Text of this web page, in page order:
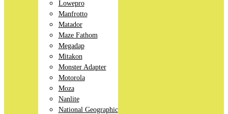
Lowepro
Manfrotto
Matador
Maze Fathom
Megadap
Mitakon
Monster Adapter
Motorola
Moza
Nanlite
National Geographic